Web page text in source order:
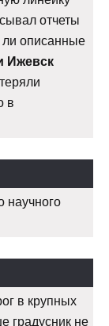
отчеты
описанные
Ижевск
в
научного
в крупных
градусник не